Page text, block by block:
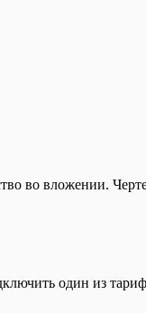
во вложении.
один из